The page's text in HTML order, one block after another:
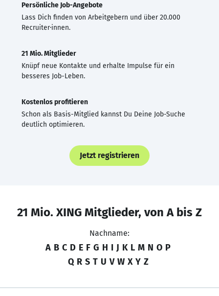
Persönliche Job-Angebote
Lass Dich finden von Arbeitgebern und über 20.000
Recruiter·innen.
21 Mio. Mitglieder
Knüpf neue Kontakte und erhalte Impulse für ein
besseres Job-Leben.
Kostenlos profitieren
Schon als Basis-Mitglied kannst Du Deine Job-Suche
deutlich optimieren.
Jetzt registrieren
21 Mio. XING Mitglieder, von A bis Z
Nachname:
A B C D E F G H I J K L M N O P
Q R S T U V W X Y Z